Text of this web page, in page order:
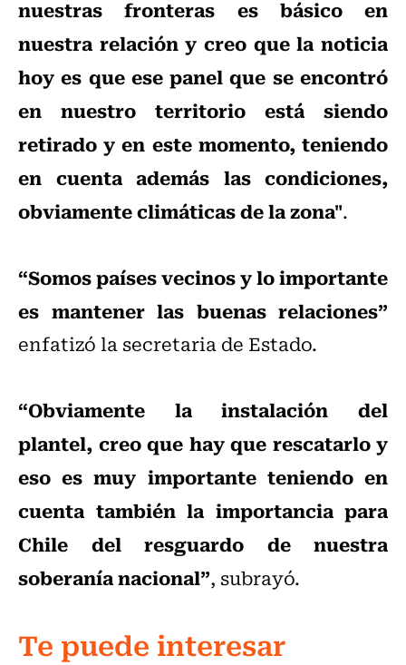
nuestras fronteras es básico en
nuestra relación y creo que la noticia
hoy es que ese panel que se encontró
en nuestro territorio está siendo
retirado y en este momento, teniendo
en cuenta además las condiciones,
obviamente climáticas de la zona".
“Somos países vecinos y lo importante
es mantener las buenas relaciones”
enfatizó la secretaria de Estado.
“Obviamente la instalación del
plantel, creo que hay que rescatarlo y
eso es muy importante teniendo en
cuenta también la importancia para
Chile del resguardo de nuestra
soberanía nacional”, subrayó.
Te puede interesar